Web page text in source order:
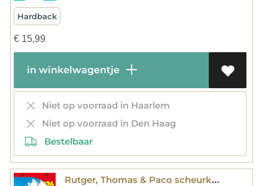
Hardback
€15,99
in winkelwagentje
Niet op voorraad in Haarlem
Niet op voorraad in Den Haag
Bestelbaar
Rutger, Thomas & Paco scheurkalender 2026